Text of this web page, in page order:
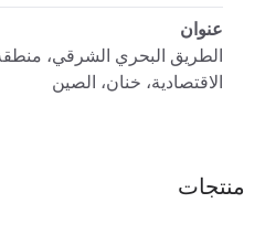
عنوان
الطريق البحري الشرقي،
الاقتصادية، خنان، الصين
منتجات